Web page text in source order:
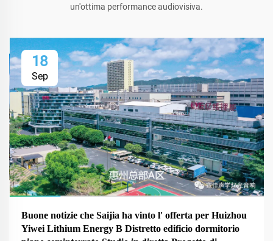
un'ottima performance audiovisiva.
18
Sep
Buone notizie che Saijia ha vinto l' offerta per Huizhou
Yiwei Lithium Energy B Distretto edificio dormitorio